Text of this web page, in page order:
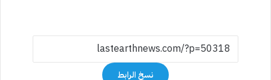
نسخ الرابط